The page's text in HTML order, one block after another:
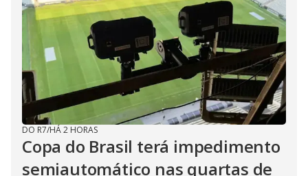
DO R7/HÁ 2 HORAS
Copa do Brasil terá impedimento
semiautomático nas quartas de